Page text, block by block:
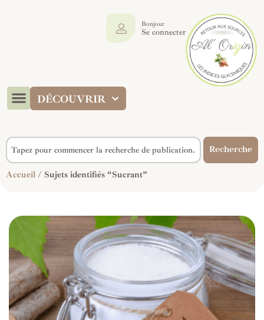
DÉCOUVRIR
Bonjour
Se connecter
Recherche
Accueil / Sujets identifiés “Sucrant”